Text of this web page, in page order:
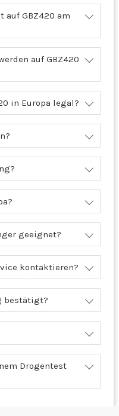
auf GBZ420 am
auf GBZ420
in Europa legal?
geeignet?
kontaktieren?
bestätigt?
Drogentest